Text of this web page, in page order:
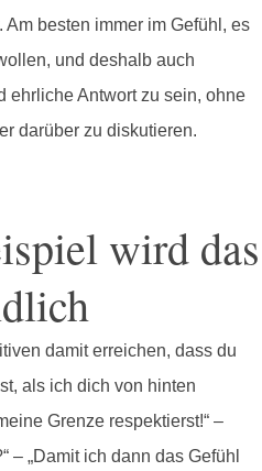
besten immer im Gefühl, es
und deshalb auch
ehrliche Antwort zu sein, ohne
darüber zu diskutieren.
wird das
damit erreichen, dass du
als ich dich von hinten
Grenze respektierst!“ –
– „Damit ich dann das Gefühl